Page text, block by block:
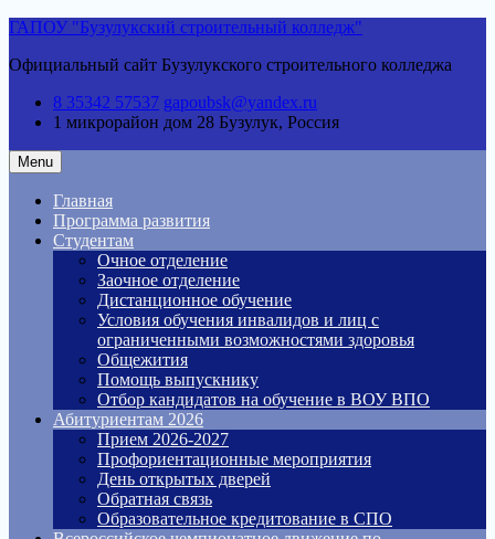
Skip
content
ГАПОУ "Бузулукский строительный колледж"
Официальный сайт Бузулукского строительного колледжа
8 35342 57537 gapoubsk@yandex.ru
1 микрорайон дом 28 Бузулук, Россия
Menu
Главная
Программа развития
Студентам
Очное отделение
Заочное отделение
Дистанционное обучение
Условия обучения инвалидов и лиц с
ограниченными возможностями здоровья
Общежития
Помощь выпускнику
Отбор кандидатов на обучение в ВОУ ВПО
Абитуриентам 2026
Прием 2026-2027
Профориентационные мероприятия
День открытых дверей
Обратная связь
Образовательное кредитование в СПО